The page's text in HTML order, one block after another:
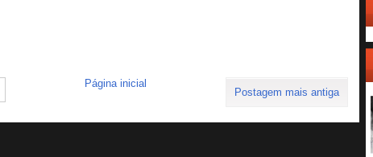
Postagem mais antiga
Página inicial